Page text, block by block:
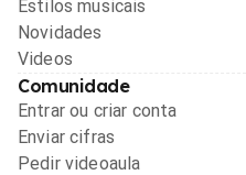
Estilos musicais
Novidades
Videos
Comunidade
Entrar ou criar conta
Enviar cifras
Pedir videoaula